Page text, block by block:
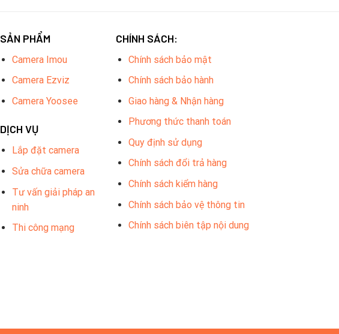
SẢN PHẨM
Camera Imou
Camera Ezviz
Camera Yoosee
DỊCH VỤ
Lắp đặt camera
Sửa chữa camera
Tư vấn giải pháp an
ninh
Thi công mạng
CHÍNH SÁCH:
Chính sách bảo mật
Chính sách bảo hành
Giao hàng & Nhận hàng
Phương thức thanh toán
Quy định sử dụng
Chính sách đổi trả hàng
Chính sách kiểm hàng
Chính sách bảo vệ thông tin
Chính sách biên tập nội dung